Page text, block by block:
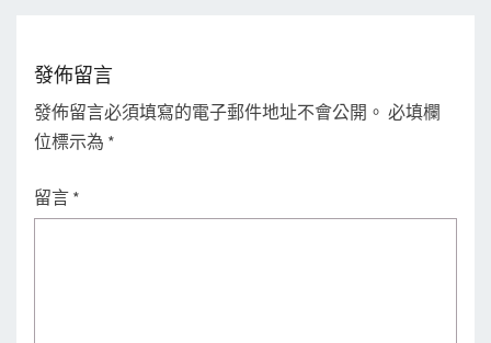
發佈留言
發佈留言必須填寫的電子郵件地址不會公開。 必填欄
位標示為 *
留言 *